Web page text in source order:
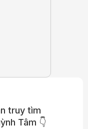
truy tìm
Tâm 👇